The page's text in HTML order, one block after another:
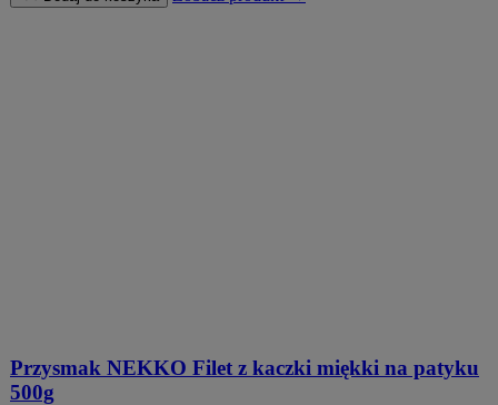
Przysmak NEKKO Filet z kaczki miękki na patyku
500g